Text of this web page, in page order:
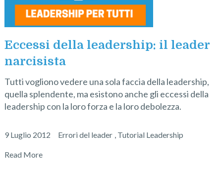
Eccessi della leadership: il leader
narcisista
Tutti vogliono vedere una sola faccia della leadership,
quella splendente, ma esistono anche gli eccessi della
leadership con la loro forza e la loro debolezza.
9 Luglio 2012 Errori del leader , Tutorial Leadership
Read More